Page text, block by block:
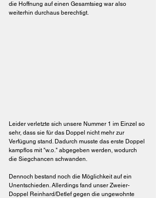
die Hoffnung auf einen Gesamtsieg war also
weiterhin durchaus berechtigt.
Leider verletzte sich unsere Nummer 1 im Einzel so
sehr, dass sie für das Doppel nicht mehr zur
Verfügung stand. Dadurch musste das erste Doppel
kampflos mit "w.o." abgegeben werden, wodurch
die Siegchancen schwanden.
Dennoch bestand noch die Möglichkeit auf ein
Unentschieden. Allerdings fand unser Zweier-
Doppel Reinhard/Detlef gegen die ungewohnte